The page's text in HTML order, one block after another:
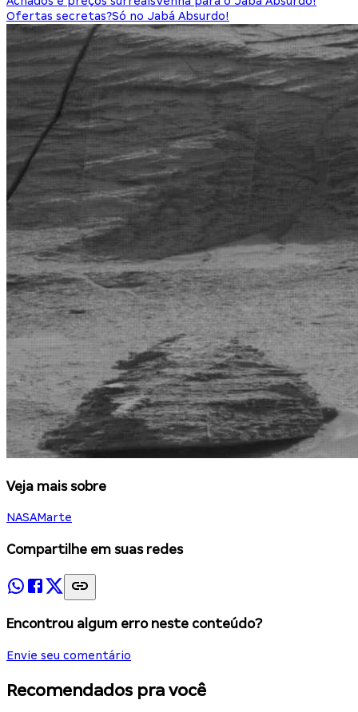
Ofertas secretas?Só no Jabá Absurdo!
Veja mais sobre
NASAMarte
Compartilhe em suas redes
Encontrou algum erro neste conteúdo?
Envie seu comentário
Recomendados pra você